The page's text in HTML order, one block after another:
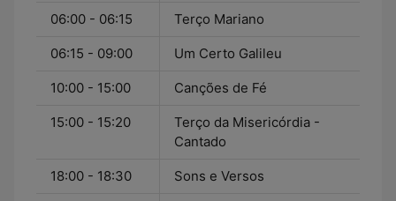
06:00 - 06:15 Terço Mariano
06:15 - 09:00 Um Certo Galileu
10:00 - 15:00 Canções de Fé
15:00 - 15:20
Terço da Misericórdia -
Cantado
18:00 - 18:30 Sons e Versos